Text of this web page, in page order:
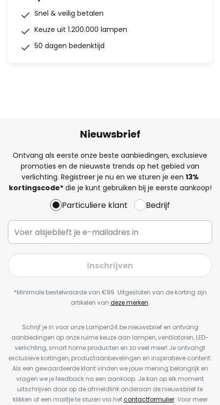
Snel & veilig betalen
Keuze uit 1.200.000 lampen
50 dagen bedenktijd
Nieuwsbrief
Ontvang als eerste onze beste aanbiedingen, exclusieve
promoties en de nieuwste trends op het gebied van
verlichting. Registreer je nu en we sturen je een 13%
kortingscode*die je kunt gebruiken bij je eerste aankoop!
Particuliere klant Bedrijf
Inschrijven
*Minimale bestelwaarde van €99. Uitgesloten van de korting zijn
artikelen van deze merken.
Schrijf je in voor onze Lampen24.be nieuwsbrief en ontvang
aanbiedingen op onze ruime keuze aan lampen, ventilatoren, LED-
verlichting, smart home producten en zo veel meer! Je ontvangt
exclusieve kortingen, productaanbevelingen en inspiratieve content.
Als een gewaardeerde klant vinden we jouw mening belangrijk en
vragen we je feedback na een aankoop. Je kan op elk moment
uitschrijven door op de afmeldlink onderaan de nieuwsbrief te
klikken of een mailtje te sturen via hetcontactformulier. Voor meer